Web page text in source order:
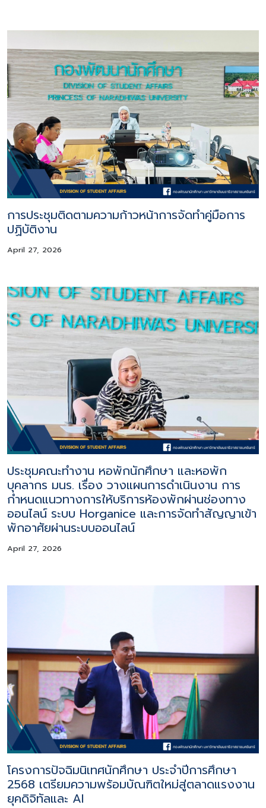
การประชุมติดตามความก้าวหน้าการจัดทำคู่มือการ
ปฏิบัติงาน
April 27, 2026
ประชุมคณะทำงาน หอพักนักศึกษา และหอพัก
บุคลากร มนร. เรื่อง วางแผนการดำเนินงาน การ
กำหนดแนวทางการให้บริการห้องพักผ่านช่องทาง
ออนไลน์ ระบบ Horganice และการจัดทำสัญญาเข้า
พักอาศัยผ่านระบบออนไลน์
April 27, 2026
โครงการปัจฉิมนิเทศนักศึกษา ประจำปีการศึกษา
2568 เตรียมความพร้อมบัณฑิตใหม่สู่ตลาดแรงงาน
ยุคดิจิทัลและ AI